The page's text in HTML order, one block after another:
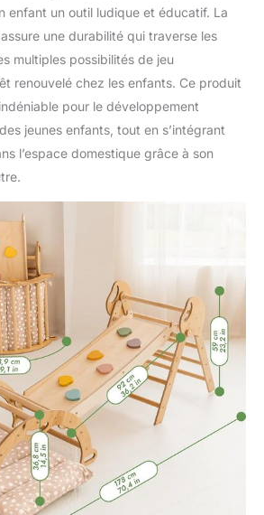
bénéficiez d'une infinité
d'avantages amusants et
éducatifs, ce qui en fait
un cadeau précieux qui
séduit à la fois les
enfants et les parents.
enfant un outil ludique et éducatif. La
une durabilité qui traverse les
multiples possibilités de jeu
renouvelé chez les enfants. Ce produit
pour le développement
jeunes enfants, tout en s’intégrant
l’espace domestique grâce à son